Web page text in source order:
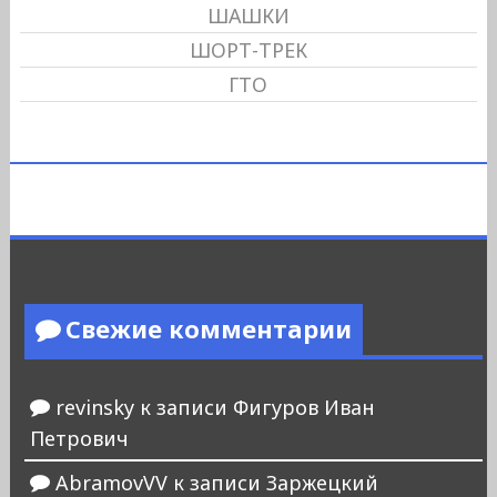
ШАШКИ
ШОРТ-ТРЕК
ГТО
Свежие комментарии
revinskyк записи Фигуров Иван
Петрович
AbramovVVк записи Заржецкий